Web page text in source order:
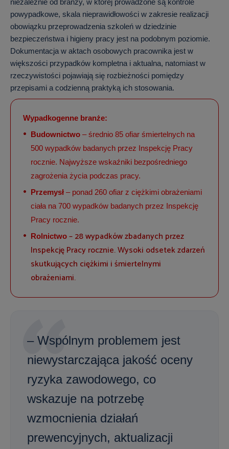
niezależnie od branży, w której prowadzone są kontrole
powypadkowe, skala nieprawidłowości w zakresie realizacji
obowiązku przeprowadzenia szkoleń w dziedzinie
bezpieczeństwa i higieny pracy jest na podobnym poziomie.
Dokumentacja w aktach osobowych pracownika jest w
większości przypadków kompletna i aktualna, natomiast w
rzeczywistości pojawiają się rozbieżności pomiędzy
przepisami a codzienną praktyką ich stosowania.
Wypadkogenne branże:
Budownictwo – średnio 85 ofiar śmiertelnych na
500 wypadków badanych przez Inspekcję Pracy
rocznie. Najwyższe wskaźniki bezpośredniego
zagrożenia życia podczas pracy.
Przemysł – ponad 260 ofiar z ciężkimi obrażeniami
ciała na 700 wypadków badanych przez Inspekcję
Pracy rocznie.
Rolnictwo – 28 wypadków zbadanych przez
Inspekcję Pracy rocznie. Wysoki odsetek zdarzeń
skutkujących ciężkimi i śmiertelnymi
obrażeniami.
– Wspólnym problemem jest
niewystarczająca jakość oceny
ryzyka zawodowego, co
wskazuje na potrzebę
wzmocnienia działań
prewencyjnych, aktualizacji